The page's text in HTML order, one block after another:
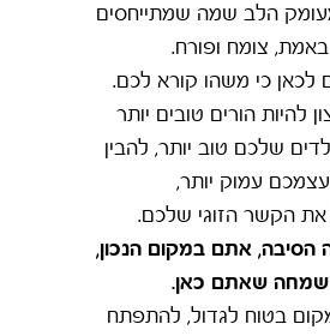
הלב שמה שמתייחסים
באמת, צומח ופורח.
כי משהו קורא לכם.
להיות הורים טובים יותר
שלכם טוב יותר, להבין
עמוק יותר,
את הקשר הזוגי שלכם.
אתם במקום הנכון,
שמחה שאתם כאן.
בטוח לגדול, להתפתח